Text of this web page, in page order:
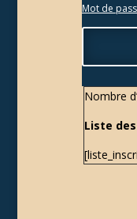
Mot de
Nombre
Liste